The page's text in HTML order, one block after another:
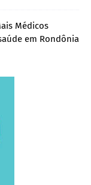
Médicos
em Rondônia